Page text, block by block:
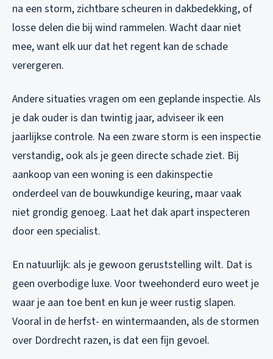
na een storm, zichtbare scheuren in dakbedekking, of
losse delen die bij wind rammelen. Wacht daar niet
mee, want elk uur dat het regent kan de schade
verergeren.
Andere situaties vragen om een geplande inspectie. Als
je dak ouder is dan twintig jaar, adviseer ik een
jaarlijkse controle. Na een zware storm is een inspectie
verstandig, ook als je geen directe schade ziet. Bij
aankoop van een woning is een dakinspectie
onderdeel van de bouwkundige keuring, maar vaak
niet grondig genoeg. Laat het dak apart inspecteren
door een specialist.
En natuurlijk: als je gewoon geruststelling wilt. Dat is
geen overbodige luxe. Voor tweehonderd euro weet je
waar je aan toe bent en kun je weer rustig slapen.
Vooral in de herfst- en wintermaanden, als de stormen
over Dordrecht razen, is dat een fijn gevoel.